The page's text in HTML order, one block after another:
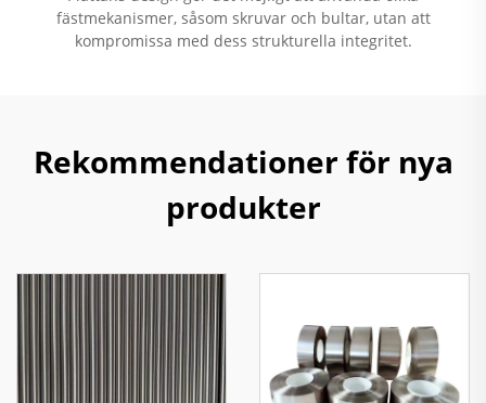
fästmekanismer, såsom skruvar och bultar, utan att
kompromissa med dess strukturella integritet.
Rekommendationer för nya
produkter